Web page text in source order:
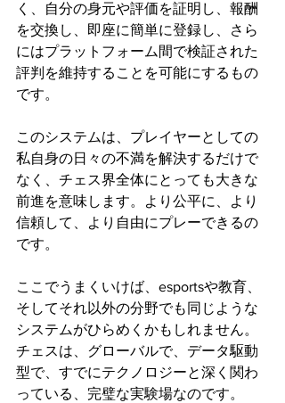
く、自分の身元や評価を証明し、報酬
を交換し、即座に簡単に登録し、さら
にはプラットフォーム間で検証された
評判を維持することを可能にするもの
です。
このシステムは、プレイヤーとしての
私自身の日々の不満を解決するだけで
なく、チェス界全体にとっても大きな
前進を意味します。より公平に、より
信頼して、より自由にプレーできるの
です。
ここでうまくいけば、esportsや教育、
そしてそれ以外の分野でも同じような
システムがひらめくかもしれません。
チェスは、グローバルで、データ駆動
型で、すでにテクノロジーと深く関わ
っている、完璧な実験場なのです。